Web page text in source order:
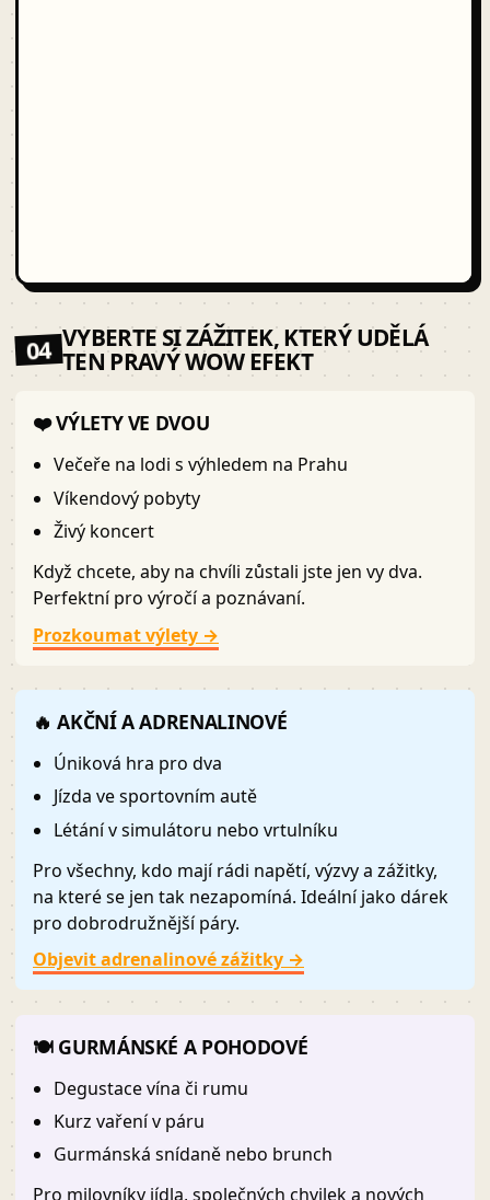
04 VYBERTE SI ZÁŽITEK, KTERÝ UDĚLÁ
TEN PRAVÝ WOW EFEKT
❤️ VÝLETY VE DVOU
Večeře na lodi s výhledem na Prahu
Víkendový pobyty
Živý koncert
Když chcete, aby na chvíli zůstali jste jen vy dva.
Perfektní pro výročí a poznávaní.
Prozkoumat výlety →
🔥 AKČNÍ A ADRENALINOVÉ
Úniková hra pro dva
Jízda ve sportovním autě
Létání v simulátoru nebo vrtulníku
Pro všechny, kdo mají rádi napětí, výzvy a zážitky,
na které se jen tak nezapomíná. Ideální jako dárek
pro dobrodružnější páry.
Objevit adrenalinové zážitky →
🍽️ GURMÁNSKÉ A POHODOVÉ
Degustace vína či rumu
Kurz vaření v páru
Gurmánská snídaně nebo brunch
Pro milovníky jídla, společných chvilek a nových